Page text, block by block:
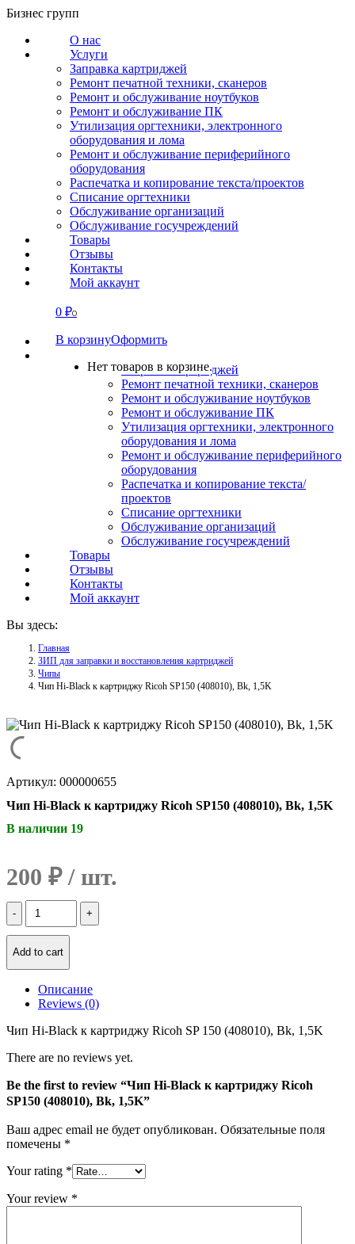
Перейти
содержанию
Бизнес групп
О нас
Услуги
Заправка картриджей
Ремонт печатной техники, сканеров
Ремонт и обслуживание ноутбуков
Ремонт и обслуживание ПК
Утилизация оргтехники, электронного
оборудования и лома
Ремонт и обслуживание периферийного
оборудования
Распечатка и копирование текста/проектов
Списание оргтехники
Обслуживание организаций
Обслуживание госучреждений
Товары
Отзывы
Контакты
Мой аккаунт
0 ₽0
В корзинуОформить
Нет товаров в корзине.
СВЯЗАТЬСЯ
О нас
Заправка картриджей
Ремонт печатной техники, сканеров
Ремонт и обслуживание ноутбуков
Ремонт и обслуживание ПК
Утилизация оргтехники, электронного
оборудования и лома
Ремонт и обслуживание периферийного
оборудования
Распечатка и копирование текста/
проектов
Списание оргтехники
Обслуживание организаций
Обслуживание госучреждений
Товары
Отзывы
Контакты
Мой аккаунт
Вы здесь:
Главная
ЗИП для заправки и восстановления картриджей
Чипы
Чип Hi-Black к картриджу Ricoh SP150 (408010), Bk, 1,5K
Артикул: 000000655
Чип Hi-Black к картриджу Ricoh SP150 (408010), Bk, 1,5K
В наличии 19
200 ₽
Количество
Чип
Hi-
Black
Ricoh
SP150
Bk,
Add to cart
Описание
Reviews (0)
Чип Hi-Black к картриджу Ricoh SP 150 (408010), Bk, 1,5K
There are no reviews yet.
Be the first to review “Чип Hi-Black к картриджу Ricoh
SP150 (408010), Bk, 1,5K”
Ваш адрес email не будет опубликован. Обязательные поля
помечены *
Your rating *
Your review *